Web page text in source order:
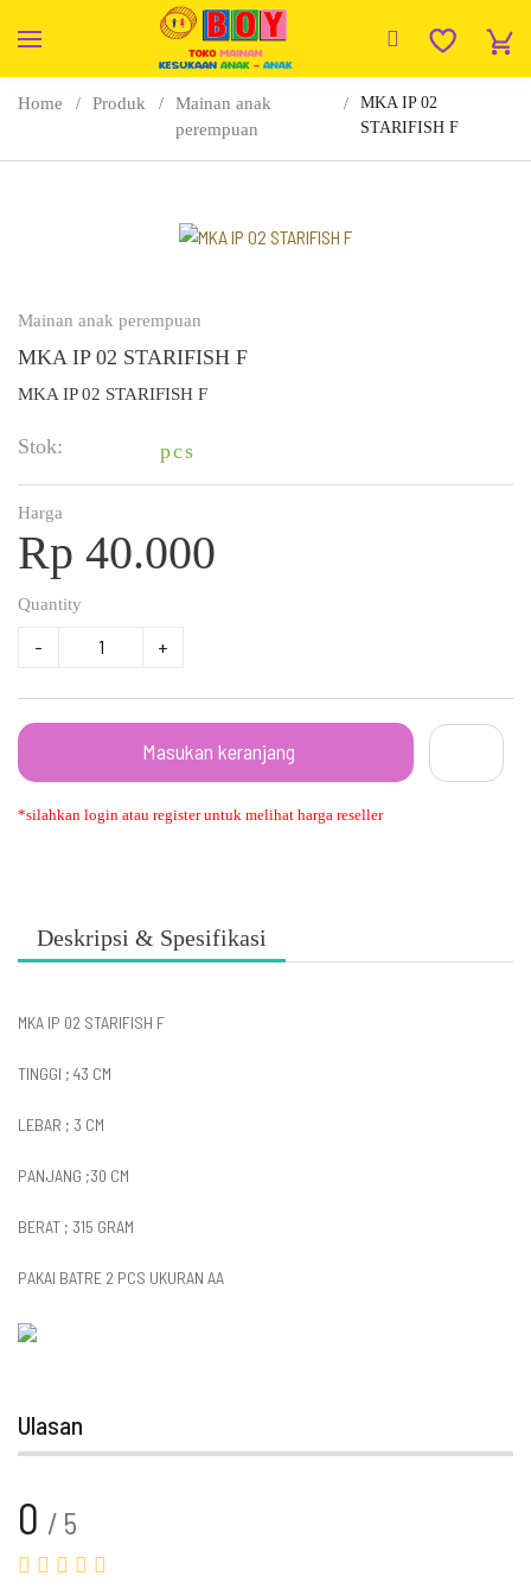
Home Produk
Mainan anak
perempuan
MKA IP 02
STARIFISH F
Mainan anak perempuan
MKA IP 02 STARIFISH F
MKA IP 02 STARIFISH F
Stok: pcs
Harga
Rp 40.000
Quantity
- +
Masukan keranjang
*silahkan login atau register untuk melihat harga reseller
Deskripsi & Spesifikasi
MKA IP 02 STARIFISH F
TINGGI ; 43 CM
LEBAR ; 3 CM
PANJANG ;30 CM
BERAT ; 315 GRAM
PAKAI BATRE 2 PCS UKURAN AA
Ulasan
0 / 5